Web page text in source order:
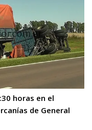
horas en el
de General